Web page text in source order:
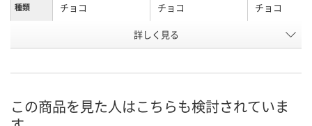
種類 チョコ チョコ チョコ
HE76287 P224342
8月7日（金）
詳しく見る
この商品を見た人はこちらも検討されていま